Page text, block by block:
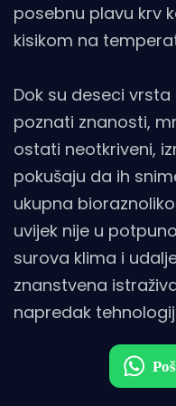
posebnu plavu krv
kisikom na
Dok su deseci
poznati znanosti,
ostati neotkriveni,
pokušaju da ih
ukupna
uvijek nije u
surova klima i
znanstvena
napredak